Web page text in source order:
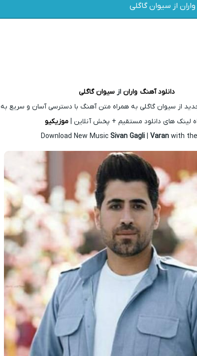
از سیوان گاگلی
دانلود آهنگ واران از سیوان گاگلی
از سیوان گاگلی به همراه متن آهنگ با دسترسی آسان و سریع به
لینک های دانلود مستقیم + پخش آنلاین |موزیکیو
Download New MusicSivan Gagli |Varanwith